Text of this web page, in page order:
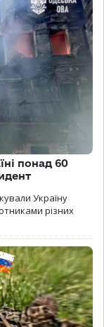
понад 60
Україну
різних